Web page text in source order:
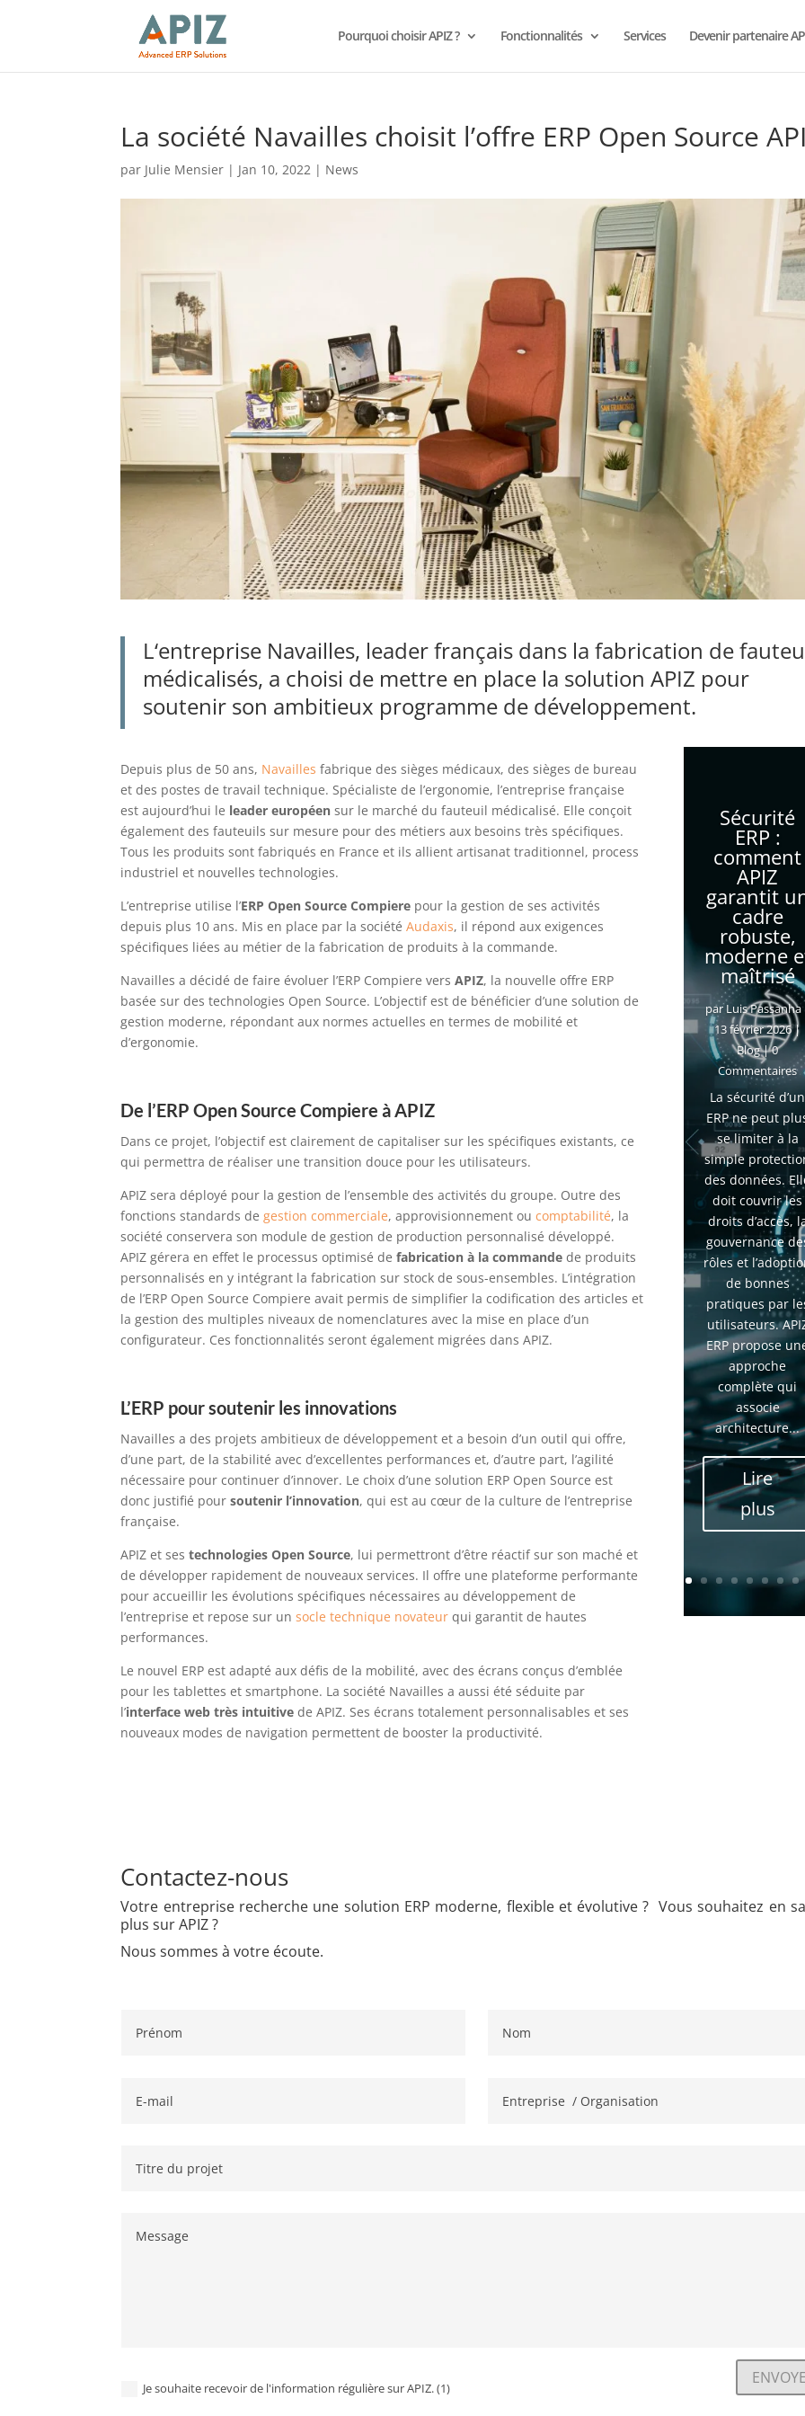
Pourquoi choisir APIZ ? Fonctionnalités Services Devenir partenaire
La société Navailles choisit l’offre ERP Open Source
par Julie Mensier | Jan 10, 2022 | News
L‘entreprise Navailles, leaderfrançais dans la fabrication de
médicalisés, a choisi de mettre en place la solution APIZ pour
soutenir son ambitieux programme de développement.
Depuis plus de 50 ans, Navailles fabrique des sièges médicaux, des sièges de bureau
et des postes de travail technique. Spécialiste de l’ergonomie, l’entreprise française
est aujourd’hui le leader européen sur le marché du fauteuil médicalisé. Elle conçoit
également des fauteuils sur mesure pour des métiers aux besoins très spécifiques.
Tous les produits sont fabriqués en France et ils allientartisanat traditionnel, process
industriel et nouvelles technologies.
L’entreprise utilise l’ERP Open Source Compiere pour la gestion de ses activités
depuis plus 10 ans. Mis en place par la sociétéAudaxis, il répond aux exigences
spécifiques liées au métier de la fabrication de produits à la commande.
Navailles a décidé de faire évoluer l’ERP Compiere versAPIZ, la nouvelle offre ERP
basée sur des technologies Open Source. L’objectif est de bénéficier d’une solution de
gestion moderne, répondant aux normes actuelles en termes de mobilité et
d’ergonomie.
De l’ERP Open Source Compiere à APIZ
Dans ce projet, l’objectif est clairement de capitaliser sur les spécifiques existants, ce
qui permettra de réaliser une transition douce pour les utilisateurs.
APIZ sera déployé pour la gestion de l’ensemble des activités du groupe. Outre des
fonctions standards degestion commerciale, approvisionnement oucomptabilité, la
société conservera son module de gestion de production personnalisé développé.
APIZ gérera en effet le processus optimisé de fabrication à la commande de produits
personnalisés en y intégrant la fabrication sur stock de sous-ensembles. L’intégration
de l’ERP Open Source Compiere avait permis de simplifier la codification des articles et
la gestion des multiples niveaux de nomenclatures avec la mise en place d’un
configurateur. Ces fonctionnalités seront également migrées dans APIZ.
L’ERP pour soutenir les innovations
Navailles a des projets ambitieux de développement et a besoin d’un outil qui offre,
d’une part, de la stabilité avec d’excellentes performances et, d’autre part, l’agilité
nécessaire pour continuer d’innover. Le choix d’une solution ERP Open Source est
donc justifié poursoutenir l’innovation, qui est au cœur de la culture de l’entreprise
française.
APIZ et sestechnologies Open Source, lui permettront d’être réactif sur son maché et
de développer rapidement de nouveaux services. Il offre une plateforme performante
pour accueillir les évolutions spécifiques nécessaires au développement de
l’entreprise et repose sur unsocle technique novateur qui garantit de hautes
performances.
Le nouvel ERP est adapté aux défis de la mobilité, avec des écrans conçus d’emblée
pour les tablettes et smartphone. La société Navailles a aussi été séduite par
l’interface web très intuitive de APIZ. Ses écrans totalement personnalisables et ses
nouveaux modes de navigation permettent de booster la productivité.
Sécurité
ERP :
comment
APIZ
garantit
cadre
robuste,
moderne
maîtrisé
parLuis Passanha
13 février 2026|
Blog| 0
Commentaires
La sécurité d’un
ERP ne peut
se limiter à la
simple
des données.
doit couvrir les
droits d’accès,
gouvernance
rôles et
de bonnes
pratiques par
utilisateurs.
ERP propose
approche
complète qui
associe
architecture...
Lire
plus
Contactez-nous
Votre entreprise recherche une solution ERP moderne, flexible et évolutive ? Vous souhaitez en
plus sur APIZ ?
Nous sommes à votre écoute.
Je souhaite recevoir de l'information régulière sur APIZ. (1)